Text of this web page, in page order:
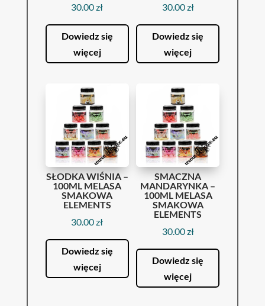
30.00zł
Dowiedz się
więcej
30.00zł
Dowiedz się
więcej
SŁODKA WIŚNIA –
100ML MELASA
SMAKOWA
ELEMENTS
30.00zł
Dowiedz się
więcej
SMACZNA
MANDARYNKA –
100ML MELASA
SMAKOWA
ELEMENTS
30.00zł
Dowiedz się
więcej